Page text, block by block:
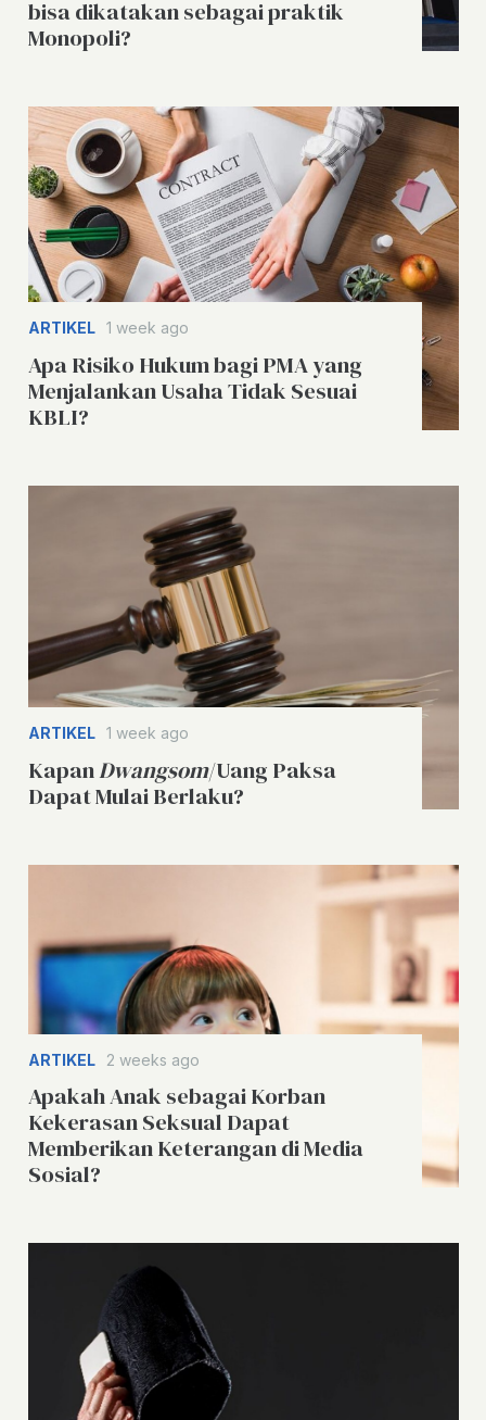
bisa dikatakan sebagai praktik
Monopoli?
ARTIKEL 1 week ago
Apa Risiko Hukum bagi PMA yang
Menjalankan Usaha Tidak Sesuai
KBLI?
ARTIKEL 1 week ago
KapanDwangsom/Uang Paksa
Dapat Mulai Berlaku?
ARTIKEL 2 weeks ago
Apakah Anak sebagai Korban
Kekerasan Seksual Dapat
Memberikan Keterangan di Media
Sosial?